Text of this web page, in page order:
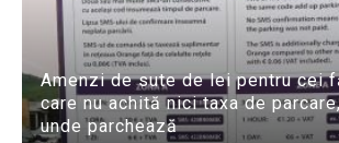
Amenzi de sute de lei pentru cei
care nu achită nici taxa de
unde parchează